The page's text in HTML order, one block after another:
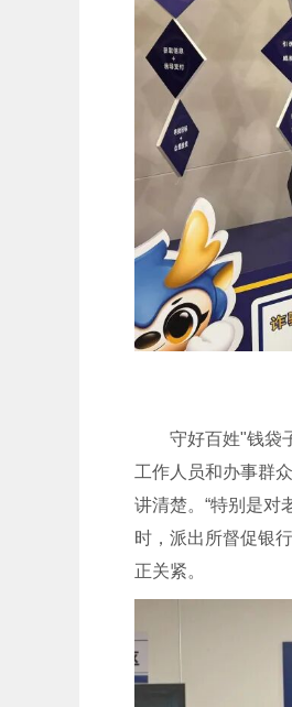
守好百姓"钱袋
工作人员和办事群
讲清楚。“特别是对
时，派出所督促银
正关紧。